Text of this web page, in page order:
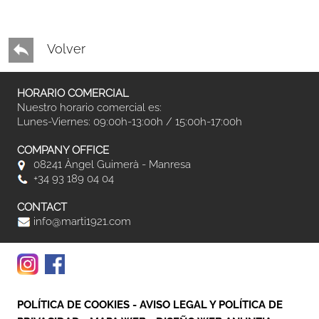
Volver
HORARIO COMERCIAL
Nuestro horario comercial es:
Lunes-Viernes: 09:00h-13:00h / 15:00h-17:00h
COMPANY OFFICE
08241 Àngel Guimerà - Manresa
+34 93 189 04 04
CONTACT
info@marti1921.com
POLÍTICA DE COOKIES - AVISO LEGAL Y POLÍTICA DE